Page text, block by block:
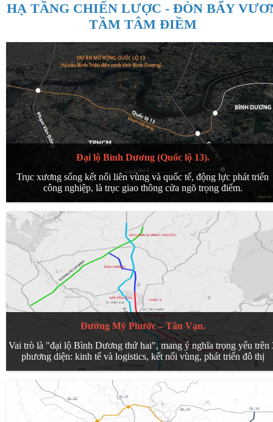
HẠ TẦNG CHIẾN LƯỢC - ĐÒN BẨY
TẦM TÂM ĐIỀM
Đại lộ Bình Dương (Quốc lộ 13).
Trục xương sống kết nối liên vùng và quốc tế, động lực phát triển
công nghiệp, là trục giao thông cửa ngõ trọng điểm.
Đường Mỹ Phước – Tân Vạn.
Vai trò là "đại lộ Bình Dương thứ hai", mang ý nghĩa trọng yếu trên
phương diện: kinh tế và logistics, kết nối vùng, phát triển đô thị